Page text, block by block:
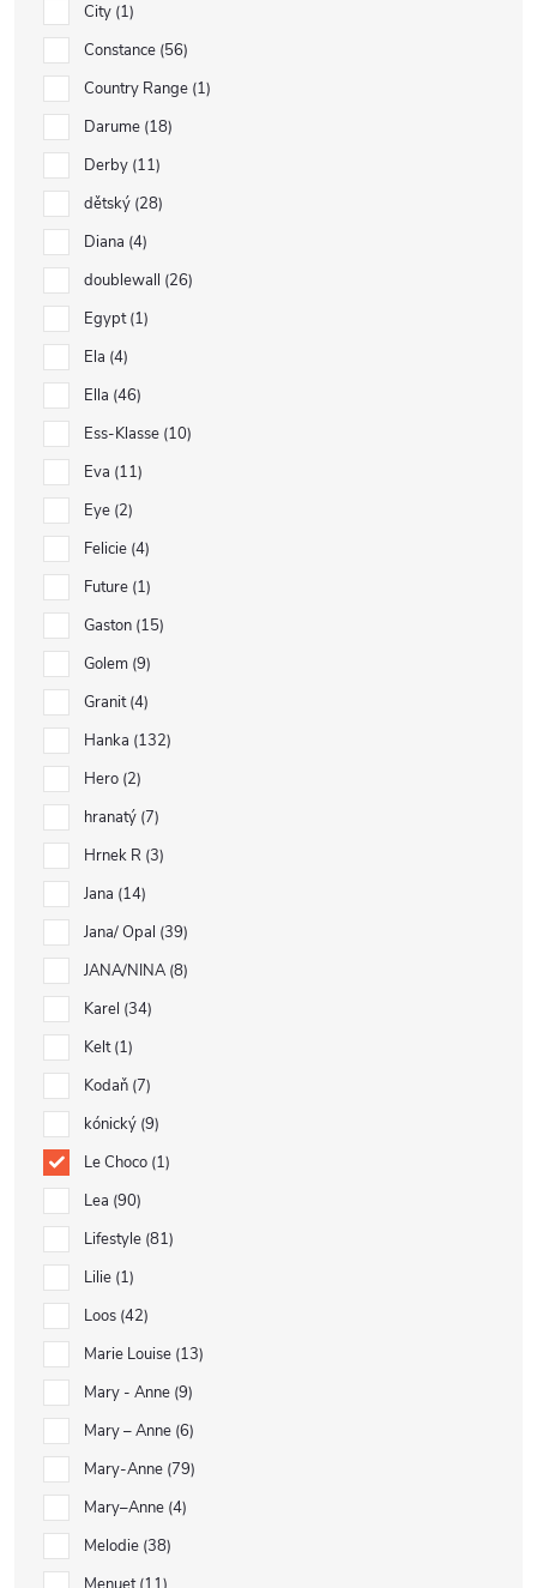
City 1
Constance 56
Country Range 1
Darume 18
Derby 11
dětský 28
Diana 4
doublewall 26
Egypt 1
Ela 4
Ella 46
Ess-Klasse 10
Eva 11
Eye 2
Felicie 4
Future 1
Gaston 15
Golem 9
Granit 4
Hanka 132
Hero 2
hranatý 7
Hrnek R 3
Jana 14
Jana/ Opal 39
JANA/NINA 8
Karel 34
Kelt 1
Kodaň 7
kónický 9
Le Choco 1
Lea 90
Lifestyle 81
Lilie 1
Loos 42
Marie Louise 13
Mary - Anne 9
Mary – Anne 6
Mary-Anne 79
Mary–Anne 4
Melodie 38